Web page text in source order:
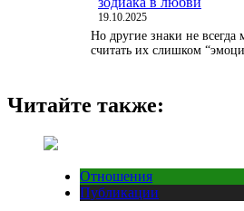
19.10.2025
Но другие знаки не всегда
считать их слишком
Читайте также:
Отношения
Публикации